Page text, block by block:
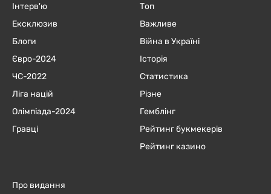
Інтерв'ю
Ексклюзив
Блоги
Євро-2024
ЧC-2022
Ліга націй
Олімпіада-2024
Гравці
Топ
Важливе
Війна в Україні
Історія
Статистика
Різне
Гемблінг
Рейтинг букмекерів
Рейтинг казино
Про видання